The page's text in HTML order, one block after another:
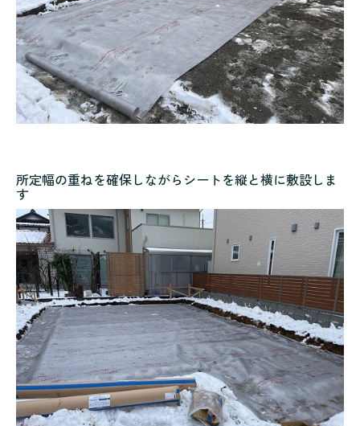
所定幅の重ねを確保しながらシートを縦と横に敷設しま
す